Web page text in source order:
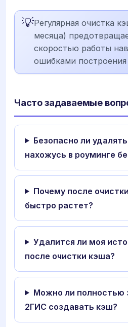
💡Регулярная очистка
месяца)
скоростью работы
ошибками
Часто задаваемые
Безопасно ли
нахожусь в роуминге
Почему после
быстро растет?
Удалится ли моя
после очистки кэша?
Можно ли полностью
2ГИС создавать кэш?